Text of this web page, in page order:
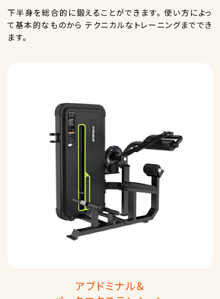
下半身を総合的に鍛えることができます。 使い方によっ
て基本的なものから テクニカルなトレーニングまででき
ます。
アブドミナル&